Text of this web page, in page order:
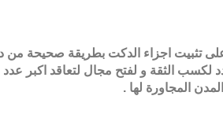
على تثبيت اجزاء الدكت بطريقة صحيحة
لكسب الثقة و لفتح مجال لتعاقد اكبر عدد
المجاورة لها .